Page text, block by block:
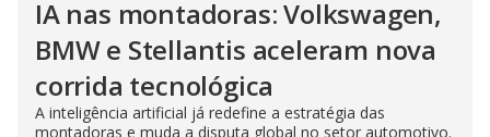
IA nas montadoras: Volkswagen,
BMW e Stellantis aceleram nova
corrida tecnológica
A inteligência artificial já redefine a estratégia das
montadoras e muda a disputa global no setor automotivo.